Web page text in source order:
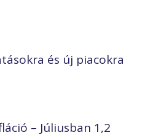
és új piacokra
– Júliusban 1,2